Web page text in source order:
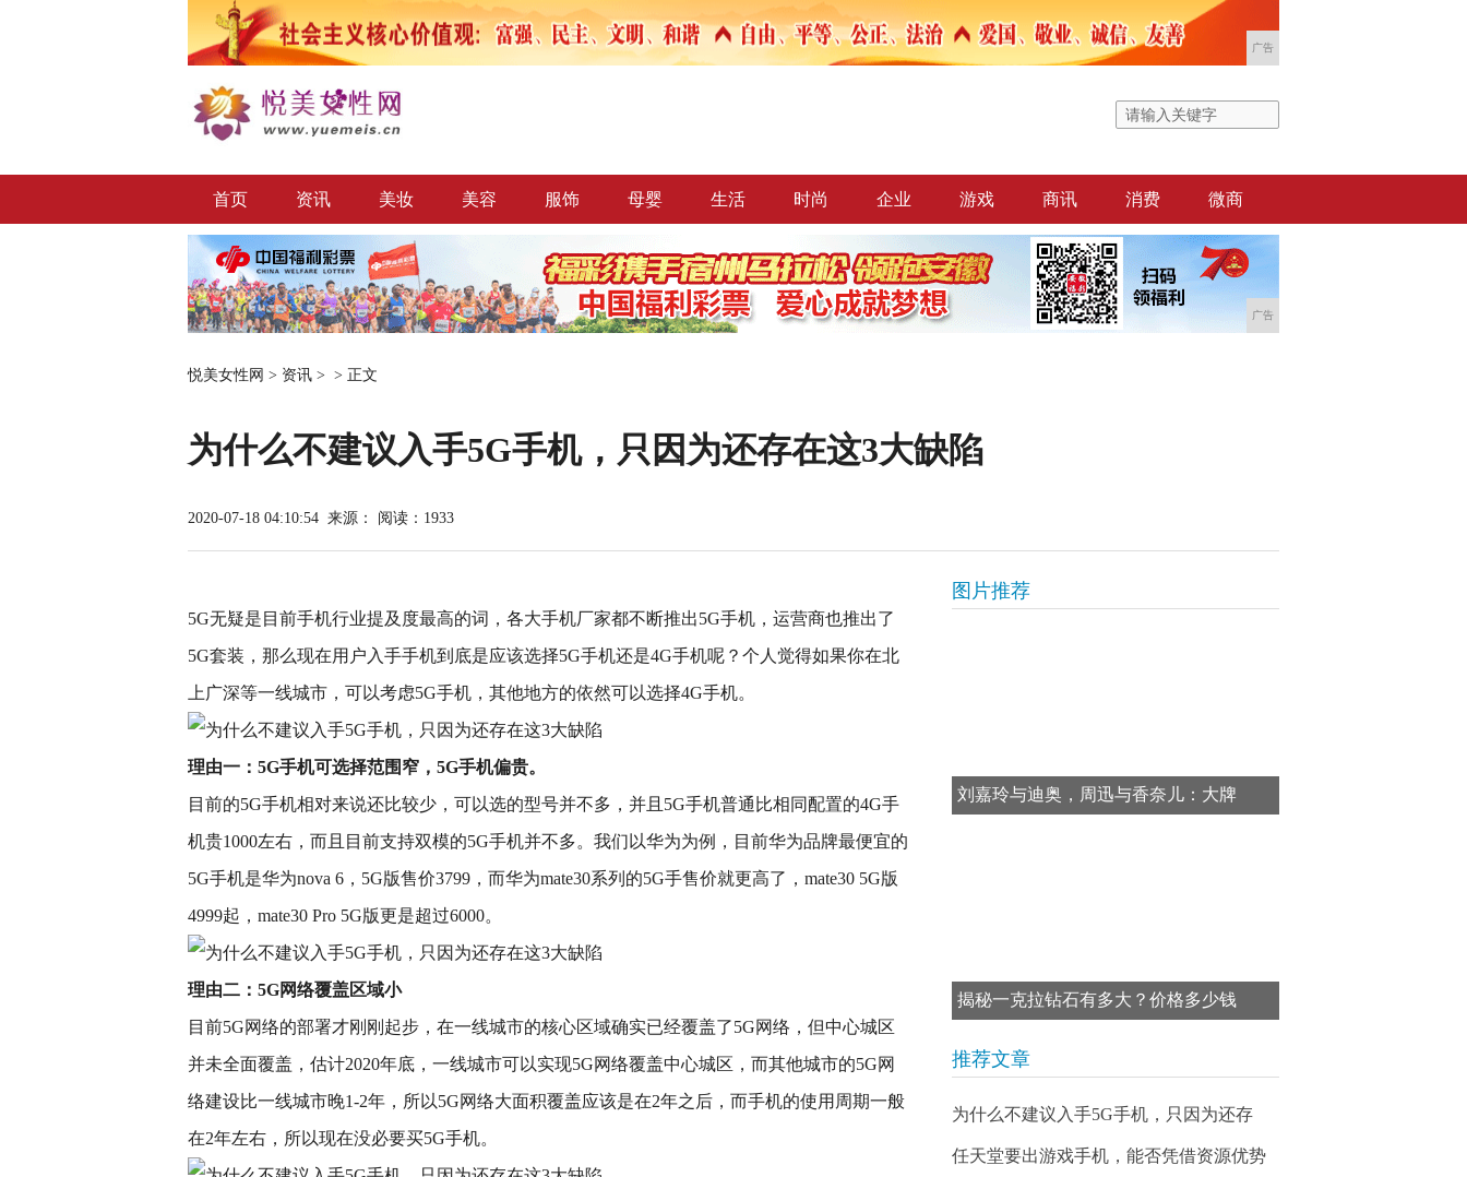
广告
首页 资讯 美妆 美容 服饰 母婴 生活 时尚 企业 游戏 商讯 消费 微商
广告
悦美女性网 > 资讯 > > 正文
为什么不建议入手5G手机，只因为还存在这3大缺陷
2020-07-18 04:10:54 来源： 阅读：1933
5G无疑是目前手机行业提及度最高的词，各大手机厂家都不断推出5G手机，运营商也推出了
5G套装，那么现在用户入手手机到底是应该选择5G手机还是4G手机呢？个人觉得如果你在北
上广深等一线城市，可以考虑5G手机，其他地方的依然可以选择4G手机。
理由一：5G手机可选择范围窄，5G手机偏贵。
目前的5G手机相对来说还比较少，可以选的型号并不多，并且5G手机普通比相同配置的4G手
机贵1000左右，而且目前支持双模的5G手机并不多。我们以华为为例，目前华为品牌最便宜的
5G手机是华为nova 6，5G版售价3799，而华为mate30系列的5G手售价就更高了，mate30 5G版
4999起，mate30 Pro 5G版更是超过6000。
理由二：5G网络覆盖区域小
目前5G网络的部署才刚刚起步，在一线城市的核心区域确实已经覆盖了5G网络，但中心城区
并未全面覆盖，估计2020年底，一线城市可以实现5G网络覆盖中心城区，而其他城市的5G网
络建设比一线城市晚1-2年，所以5G网络大面积覆盖应该是在2年之后，而手机的使用周期一般
在2年左右，所以现在没必要买5G手机。
图片推荐
刘嘉玲与迪奥，周迅与香奈儿：大牌
揭秘一克拉钻石有多大？价格多少钱
推荐文章
为什么不建议入手5G手机，只因为还存
任天堂要出游戏手机，能否凭借资源优势